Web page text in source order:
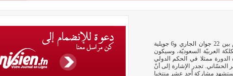
تنطلق فعاليّات كأس العرب للأمم بين 22 جوان الجاري و6 جويلية
العربيّة السعوديّة، وسيكون
ممثلا في الحكم الدولي
تجدر الإشارة إلى أنّ
مشاركة أحد عشر منتخبا